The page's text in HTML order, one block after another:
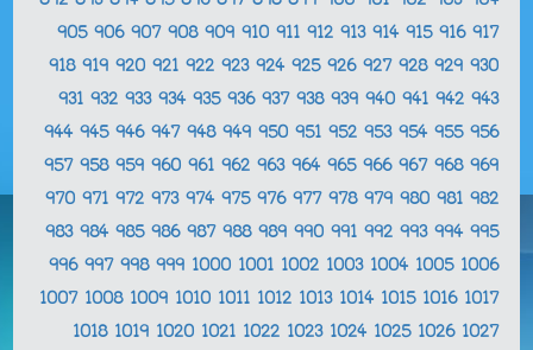
905 906 907 908 909 910 911 912 913 914 915 916 917
918 919 920 921 922 923 924 925 926 927 928 929 930
931 932 933 934 935 936 937 938 939 940 941 942 943
944 945 946 947 948 949 950 951 952 953 954 955 956
957 958 959 960 961 962 963 964 965 966 967 968 969
970 971 972 973 974 975 976 977 978 979 980 981 982
983 984 985 986 987 988 989 990 991 992 993 994 995
996 997 998 999 1000 1001 1002 1003 1004 1005 1006
1007 1008 1009 1010 1011 1012 1013 1014 1015 1016 1017
1018 1019 1020 1021 1022 1023 1024 1025 1026 1027